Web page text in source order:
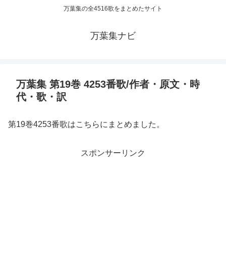
万葉集の全4516歌をまとめたサイト
万葉集ナビ
万葉集 第19巻 4253番歌/作者・原文・時
代・歌・訳
第19巻4253番歌はこちらにまとめました。
スポンサーリンク